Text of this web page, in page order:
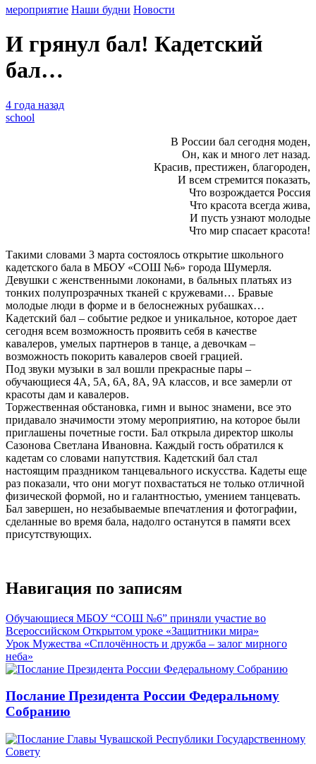
мероприятие Наши будни Новости
И грянул бал! Кадетский
бал…
4 года назад
school
В России бал сегодня моден,
Он, как и много лет назад.
Красив, престижен, благороден,
И всем стремится показать,
Что возрождается Россия
Что красота всегда жива,
И пусть узнают молодые
Что мир спасает красота!
Такими словами 3 марта состоялось открытие школьного
кадетского бала в МБОУ «СОШ №6» города Шумерля.
Девушки с женственными локонами, в бальных платьях из
тонких полупрозрачных тканей с кружевами… Бравые
молодые люди в форме и в белоснежных рубашках…
Кадетский бал – событие редкое и уникальное, которое дает
сегодня всем возможность проявить себя в качестве
кавалеров, умелых партнеров в танце, а девочкам –
возможность покорить кавалеров своей грацией.
Под звуки музыки в зал вошли прекрасные пары –
обучающиеся 4А, 5А, 6А, 8А, 9А классов, и все замерли от
красоты дам и кавалеров.
Торжественная обстановка, гимн и вынос знамени, все это
придавало значимости этому мероприятию, на которое были
приглашены почетные гости. Бал открыла директор школы
Сазонова Светлана Ивановна. Каждый гость обратился к
кадетам со словами напутствия. Кадетский бал стал
настоящим праздником танцевального искусства. Кадеты еще
раз показали, что они могут похвастаться не только отличной
физической формой, но и галантностью, умением танцевать.
Бал завершен, но незабываемые впечатления и фотографии,
сделанные во время бала, надолго останутся в памяти всех
присутствующих.
Навигация по записям
Обучающиеся МБОУ “СОШ №6” приняли участие во
Всероссийском Открытом уроке «Защитники мира»
Урок Мужества «Сплочённость и дружба – залог мирного
неба»
Послание Президента России Федеральному
Собранию